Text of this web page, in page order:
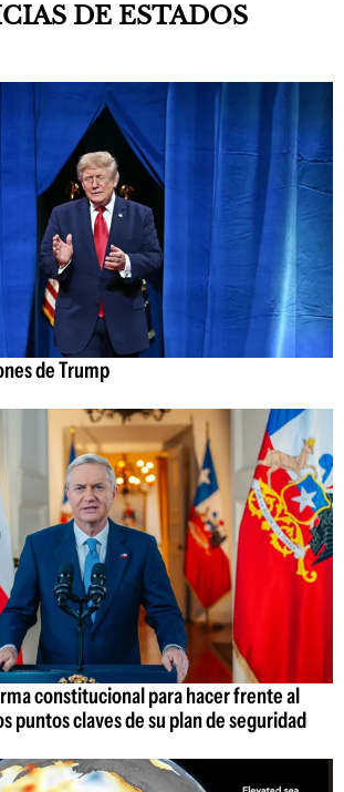
DE ESTADOS
de Trump
constitucional para hacer frente al
puntos claves de su plan de seguridad